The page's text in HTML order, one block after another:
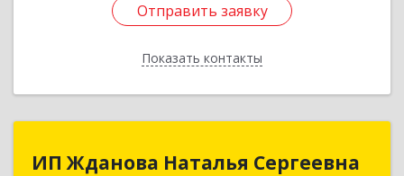
Отправить заявку
Показать контакты
Отправить заявку
Назад
ИП Жданова Наталья Сергеевна